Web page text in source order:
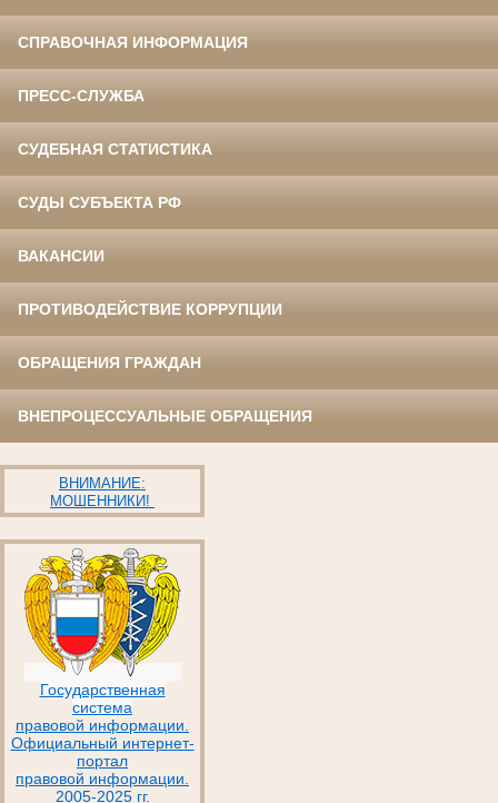
СПРАВОЧНАЯ ИНФОРМАЦИЯ
ПРЕСС-СЛУЖБА
СУДЕБНАЯ СТАТИСТИКА
СУДЫ СУБЪЕКТА РФ
ВАКАНСИИ
ПРОТИВОДЕЙСТВИЕ КОРРУПЦИИ
ОБРАЩЕНИЯ ГРАЖДАН
ВНЕПРОЦЕССУАЛЬНЫЕ ОБРАЩЕНИЯ
ВНИМАНИЕ:
МОШЕННИКИ!
Государственная
система
правовой информации.
Официальный интернет-
портал
правовой информации.
2005-2025 гг.